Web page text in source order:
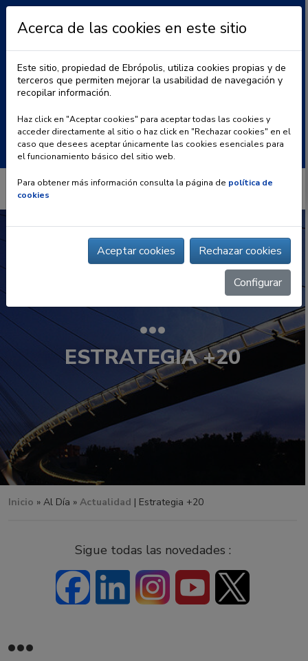
BLOG | CONTACTO
Buscar:
ESTRATEGIA +20
Inicio » Al Día » Actualidad | Estrategia +20
Sigue todas las novedades :
Acerca de las cookies en este sitio
Este sitio, propiedad de Ebrópolis, utiliza cookies propias y de
terceros que permiten mejorar la usabilidad de navegación y
recopilar información.
Haz click en "Aceptar cookies" para aceptar todas las cookies y
acceder directamente al sitio o haz click en "Rechazar cookies" en el
caso que desees aceptar únicamente las cookies esenciales para
el funcionamiento básico del sitio web.
Para obtener más información consulta la página de política de
cookies
Aceptar cookies Rechazar cookies
Configurar